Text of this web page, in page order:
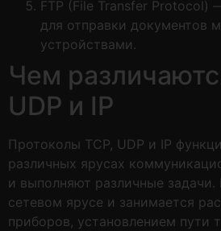
FTP (File Transfer Protocol)
для отправки документов
устройствами.
Чем
UDP и IP
Протоколы TCP, UDP и IP
различных ярусах
и выполняют различные задачи.
сетевом ярусе и занимается
приборов, установлением пути